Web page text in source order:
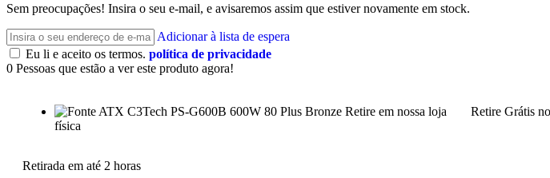
Sem preocupações! Insira o seu e-mail, e avisaremos assim que estiver novamente em stock.
Adicionar à lista de espera
Eu li e aceito os termos. política de privacidade
0 Pessoas que estão a ver este produto agora!
Retire em nossa loja
física
Retirada em até 2 horas
Retire Grátis